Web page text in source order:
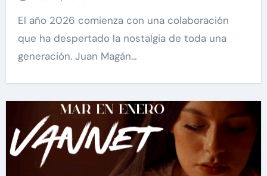
El año 2026 comienza con una colaboración
que ha despertado la nostalgia de toda una
generación. Juan Magán…